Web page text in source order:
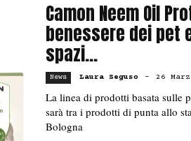
Camon Neem Oil
benessere dei pet
spazi...
News Laura Seguso - 26
La linea di prodotti basata sulle
sarà tra i prodotti di punta allo
Bologna